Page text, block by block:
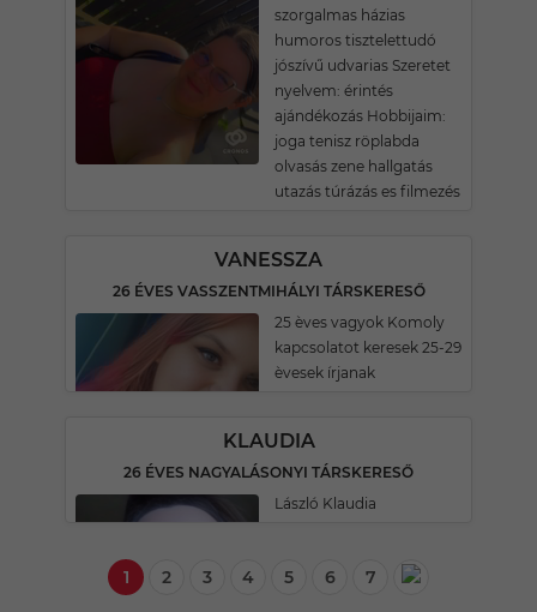
szorgalmas házias
humoros tisztelettudó
jószívű udvarias Szeretet
nyelvem: érintés
ajándékozás Hobbijaim:
joga tenisz röplabda
olvasás zene hallgatás
utazás túrázás es filmezés
VANESSZA
26 ÉVES VASSZENTMIHÁLYI TÁRSKERESŐ
25 èves vagyok Komoly
kapcsolatot keresek 25-29
èvesek írjanak
KLAUDIA
26 ÉVES NAGYALÁSONYI TÁRSKERESŐ
László Klaudia
1 2 3 4 5 6 7